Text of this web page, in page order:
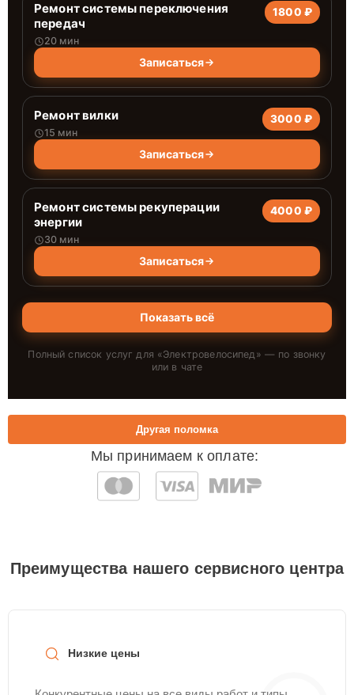
Ремонт системы переключения
передач
20 мин
1800 ₽
Записаться
Ремонт вилки
15 мин
3000 ₽
Записаться
Ремонт системы рекуперации
энергии
30 мин
4000 ₽
Записаться
Показать всё
Полный список услуг для «Электровелосипед» — по звонку
или в чате
Мы принимаем к оплате:
Другая поломка
Преимущества нашего сервисного центра
Низкие цены